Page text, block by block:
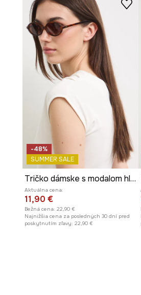
baví kresliť zvieratá, najmä
ceruzkou, tradičnými ručne
kresbami na oknách a
- Strih oversize.
- Krátky rukáv.
- Znížené plecia.
- Okrúhly, rebrovaný výstrih.
- Model s potlačou.
- Na prednej strane je potlač
- Model s ozdobnou výšivkou.
- Dĺžka: 64,5 cm.
- Šírka poprsia: 56 cm.
- Veľkosti pre rozmer: S.
-48%
SUMMER SALE
Tričko dámske s modalom hladké
Aktuálna cena:
11,90 €
Bežná cena: 22,90 €
Najnižšia cena za posledných 30 dní pred
poskytnutím zľavy: 22,90 €